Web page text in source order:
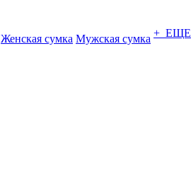
Женская сумка Мужская сумка + ЕЩЕ